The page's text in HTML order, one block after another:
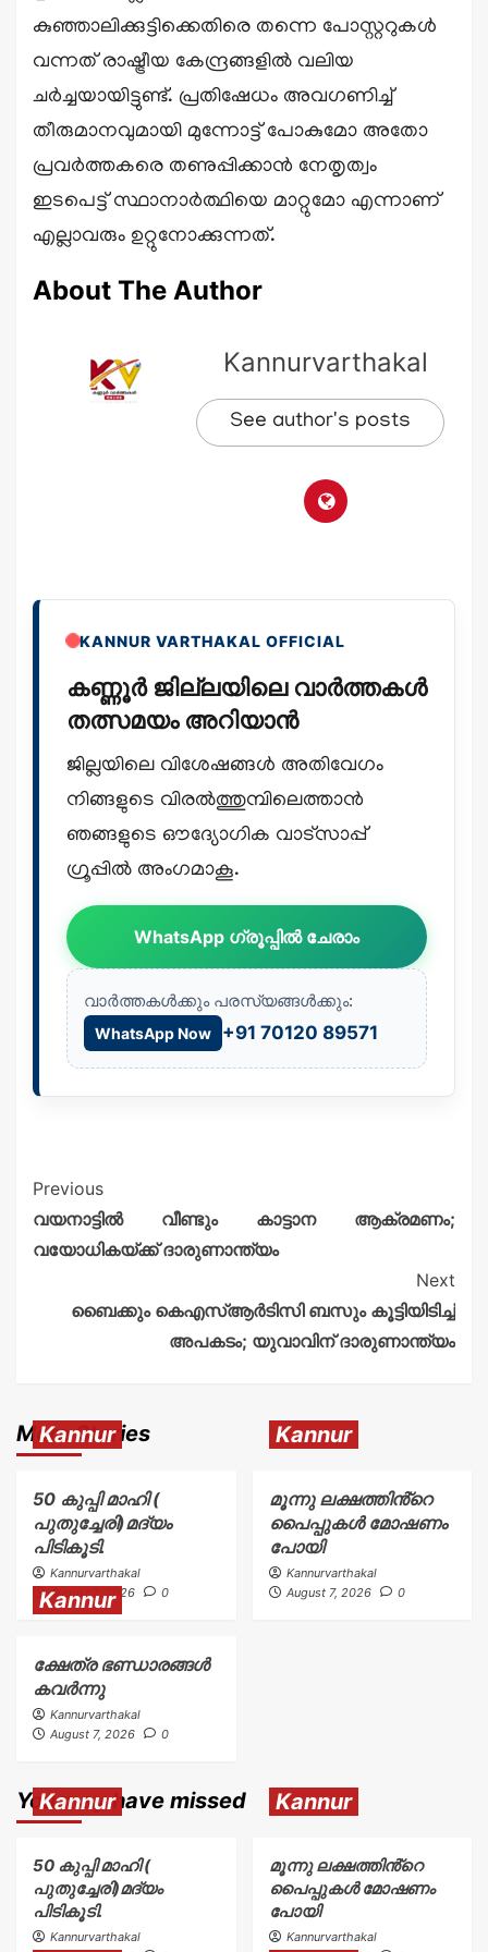
കുഞ്ഞാലിക്കുട്ടിക്കെതിരെ തന്നെ പോസ്റ്ററുകൾ
വന്നത് രാഷ്ട്രീയ കേന്ദ്രങ്ങളിൽ വലിയ
ചർച്ചയായിട്ടുണ്ട്. പ്രതിഷേധം അവഗണിച്ച്
തീരുമാനവുമായി മുന്നോട്ട് പോകുമോ അതോ
പ്രവർത്തകരെ തണുപ്പിക്കാൻ നേതൃത്വം
ഇടപെട്ട് സ്ഥാനാർത്ഥിയെ മാറ്റുമോ എന്നാണ്
എല്ലാവരും ഉറ്റുനോക്കുന്നത്.
About The Author
Kannurvarthakal
See author's posts
KANNUR VARTHAKAL OFFICIAL
കണ്ണൂർ ജില്ലയിലെ വാർത്തകൾ
തത്സമയം അറിയാൻ
ജില്ലയിലെ വിശേഷങ്ങൾ അതിവേഗം
നിങ്ങളുടെ വിരൽത്തുമ്പിലെത്താൻ
ഞങ്ങളുടെ ഔദ്യോഗിക വാട്സാപ്പ്
ഗ്രൂപ്പിൽ അംഗമാകൂ.
WhatsApp ഗ്രൂപ്പിൽ ചേരാം
വാർത്തകൾക്കും പരസ്യങ്ങൾക്കും:
WhatsApp Now +91 70120 89571
Previous
വയനാട്ടിൽ വീണ്ടും കാട്ടാന ആക്രമണം;
വയോധികയ്ക്ക് ദാരുണാന്ത്യം
Next
ബൈക്കും കെഎസ്ആർടിസി ബസും കൂട്ടിയിടിച്ച്
അപകടം; യുവാവിന് ദാരുണാന്ത്യം
More Stories
Kannur
50 കുപ്പി മാഹി (
പുതുച്ചേരി)മദ്യം
പിടികൂടി.
Kannurvarthakal
August 7, 2026
0
Kannur
മൂന്നു ലക്ഷത്തിൻ്റെ
പൈപ്പുകൾ മോഷണം
പോയി
Kannurvarthakal
August 7, 2026
0
Kannur
ക്ഷേത്ര ഭണ്ഡാരങ്ങൾ
കവർന്നു
Kannurvarthakal
August 7, 2026
0
You may have missed
Kannur
50 കുപ്പി മാഹി (
പുതുച്ചേരി)മദ്യം
പിടികൂടി.
Kannurvarthakal
Kannur
മൂന്നു ലക്ഷത്തിൻ്റെ
പൈപ്പുകൾ മോഷണം
പോയി
Kannurvarthakal